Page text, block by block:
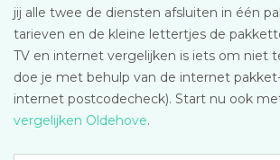
jij alle twee de diensten afsluiten in één
tarieven en de kleine lettertjes de
TV en internet vergelijken is iets om niet
doe je met behulp van de internet
internet postcodecheck). Start nu ook
vergelijken Oldehove.